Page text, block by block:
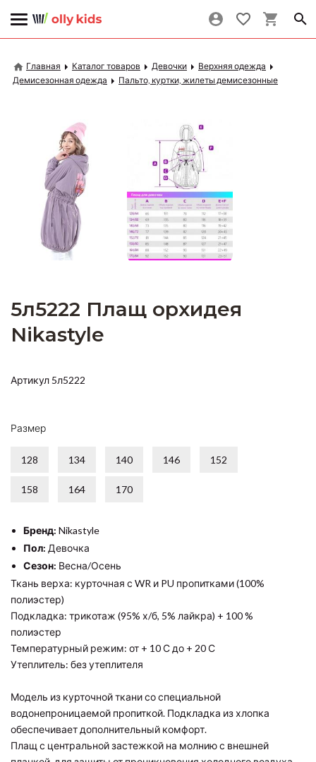
Главная Каталог товаров Девочки
Верхняя одежда
Демисезонная одежда
Пальто, куртки, жилеты демисезонные
5л5222 Плащ орхидея
Nikastyle
Артикул 5л5222
Размер
128 134 140 146 152
158 164 170
Бренд: Nikastyle
Пол: Девочка
Сезон: Весна/Осень
Ткань верха: курточная с WR и PU пропитками (100%
полиэстер)
Подкладка: трикотаж (95% х/б, 5% лайкра) + 100 %
полиэстер
Температурный режим: от + 10 С до + 20 С
Утеплитель: без утеплителя
Модель из курточной ткани со специальной
водонепроницаемой пропиткой. Подкладка из хлопка
обеспечивает дополнительный комфорт.
Плащ с центральной застежкой на молнию с внешней